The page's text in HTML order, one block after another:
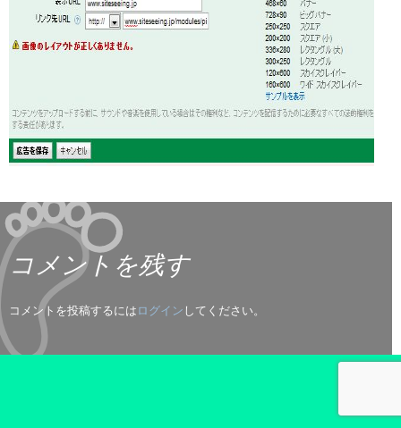
コメントを残す
コメントを投稿するには ログイン してください。